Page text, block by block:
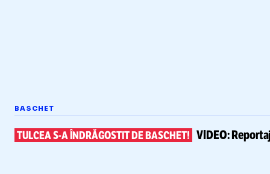
BASCHET
TULCEAS-AÎNDRĂGOSTIT DE BASCHET! VIDEO: